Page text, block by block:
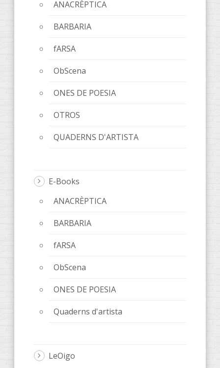
ANACRÈPTICA
BARBARIA
fARSA
ObScena
ONES DE POESIA
OTROS
QUADERNS D'ARTISTA
E-Books
ANACRÈPTICA
BARBARIA
fARSA
ObScena
ONES DE POESIA
Quaderns d'artista
LeOigo